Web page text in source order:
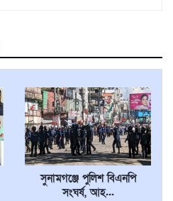
সুনামগঞ্জে পুলিশ বিএনপি
সংঘর্ষ, আহ...